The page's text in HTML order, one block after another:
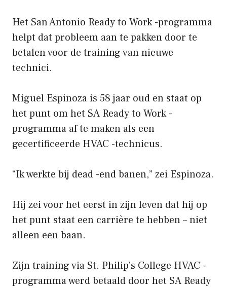
Het San Antonio Ready to Work -programma
helpt dat probleem aan te pakken door te
betalen voor de training van nieuwe
technici.
Miguel Espinoza is 58 jaar oud en staat op
het punt om het SA Ready to Work -
programma af te maken als een
gecertificeerde HVAC -technicus.
“Ik werkte bij dead -end banen,” zei Espinoza.
Hij zei voor het eerst in zijn leven dat hij op
het punt staat een carrière te hebben – niet
alleen een baan.
Zijn training via St. Philip’s College HVAC -
programma werd betaald door het SA Ready